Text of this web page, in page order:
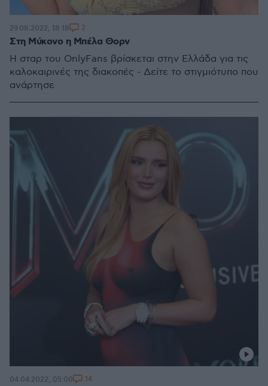
Στη Μύκονο η Μπέλα Θορν
Η σταρ του OnlyFans βρίσκεται στην Ελλάδα για τις
καλοκαιρινές της διακοπές - Δείτε το στιγμιότυπο που
ανάρτησε
29.08.2022, 18:18 2
04.04.2022, 05:00 14